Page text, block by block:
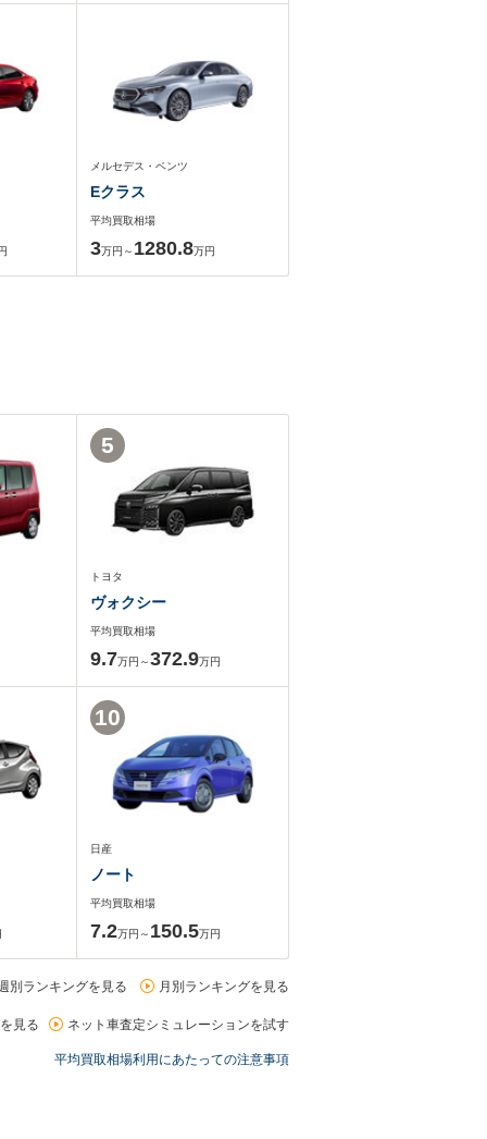
メルセデス・ベンツ
Eクラス
平均買取相場
3万円～ 1280.8万円
トヨタ
ヴォクシー
平均買取相場
9.7万円～372.9万円
5
日産
ノート
平均買取相場
7.2万円～ 150.5万円
10
別ランキングを見る 月別ランキングを見る
見る ネット車査定シミュレーションを試す
平均買取相場利用にあたっての注意事項